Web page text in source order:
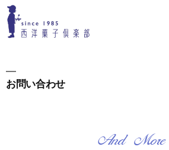
お問い合わせ
And More